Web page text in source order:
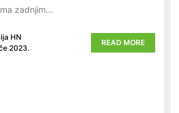
zadnjim...
HN
2023.
READ MORE